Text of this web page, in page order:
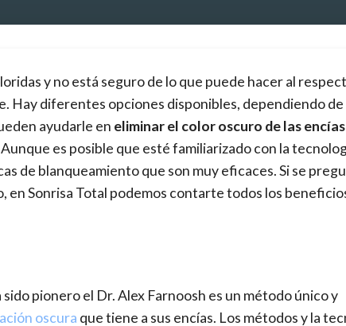
y no está seguro de lo que puede hacer al
Hay diferentes opciones disponibles, dependiendo de
ayudarle en eliminar el color oscuro de las encías
es posible que esté familiarizado con la
de blanqueamiento que son muy eficaces. Si se
en Sonrisa Total podemos contarte todos los
pionero el Dr. Alex Farnoosh es un método único y
oscura que tiene a sus encías. Los métodos y la